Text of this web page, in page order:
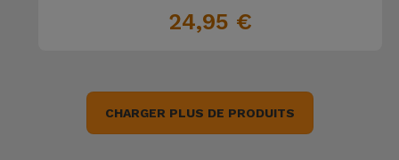
24,95 €
CHARGER PLUS DE PRODUITS